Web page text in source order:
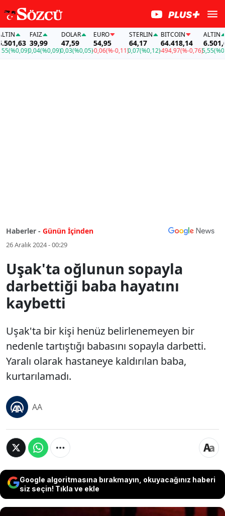
FAİZ
39,99
0,04(%0,09)
DOLAR
47,59
0,03(%0,05)
EURO
54,95
-0,06(%-0,11)
STERLIN
64,17
0,07(%0,12)
BITCOIN
64.418,14
-494,97(%-0,76)
ALTIN
6.501,63
5,55(%0,09)
Haberler - Günün İçinden
26 Aralık 2024 - 00:29
Uşak'ta oğlunun sopayla
darbettiği baba hayatını
kaybetti
Uşak'ta bir kişi henüz belirlenemeyen bir
nedenle tartıştığı babasını sopayla darbetti.
Yaralı olarak hastaneye kaldırılan baba,
kurtarılamadı.
AA
Google algoritmasına bırakmayın, okuyacağınız haberi
siz seçin! Tıkla ve ekle